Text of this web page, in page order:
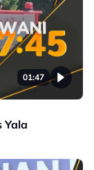
01:47
Yala